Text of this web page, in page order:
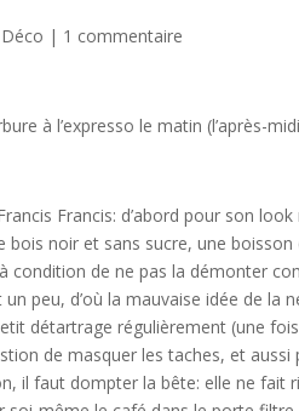
Déco | 1 commentaire
à l’expresso le matin (l’après-
Francis: d’abord pour son
bois noir et sans sucre, une
condition de ne pas la démonter
peu, d’où la mauvaise idée de
détartrage régulièrement (une
de masquer les taches, et aussi
il faut dompter la bête: elle ne fait